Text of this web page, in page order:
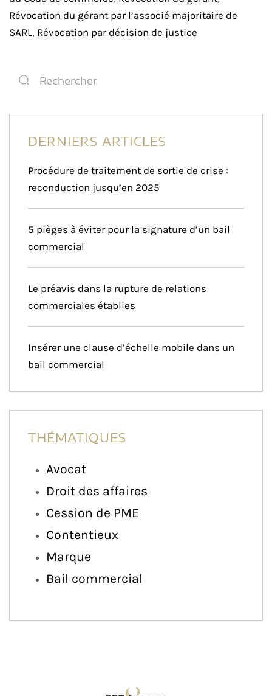
Révocation du gérant par l’associé majoritaire de
SARL, Révocation par décision de justice
DERNIERS ARTICLES
Procédure de traitement de sortie de crise :
reconduction jusqu’en 2025
5 pièges à éviter pour la signature d’un bail
commercial
Le préavis dans la rupture de relations
commerciales établies
Insérer une clause d’échelle mobile dans un
bail commercial
THÉMATIQUES
Avocat
Droit des affaires
Cession de PME
Contentieux
Marque
Bail commercial